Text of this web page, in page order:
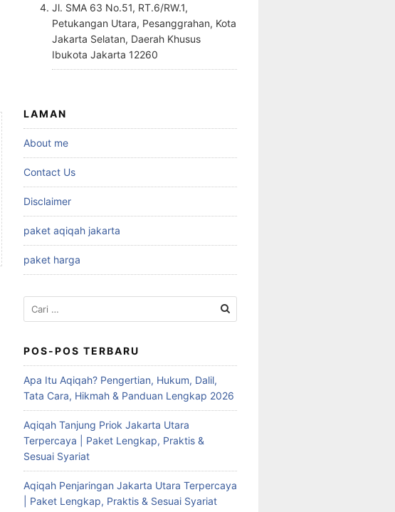
Jl. SMA 63 No.51, RT.6/RW.1,
Petukangan Utara, Pesanggrahan, Kota
Jakarta Selatan, Daerah Khusus
Ibukota Jakarta 12260
LAMAN
About me
Contact Us
Disclaimer
paket aqiqah jakarta
paket harga
Cari
untuk:
POS-POS TERBARU
Apa Itu Aqiqah? Pengertian, Hukum, Dalil,
Tata Cara, Hikmah & Panduan Lengkap 2026
Aqiqah Tanjung Priok Jakarta Utara
Terpercaya | Paket Lengkap, Praktis &
Sesuai Syariat
Aqiqah Penjaringan Jakarta Utara Terpercaya
| Paket Lengkap, Praktis & Sesuai Syariat